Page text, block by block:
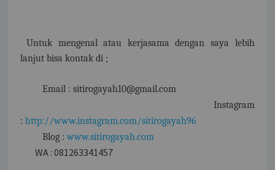
Untuk mengenal atau kerjasama dengan saya lebih
lanjut bisa kontak di ;
Email : sitirogayah10@gmail.com
Instagram
: http://www.instagram.com/sitirogayah96
Blog : www.sitirogayah.com
WA : 081263341457